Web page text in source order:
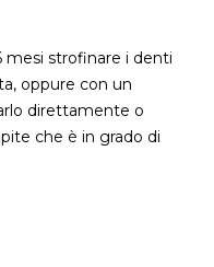
mesi strofinare i denti
oppure con un
direttamente o
che è in grado di